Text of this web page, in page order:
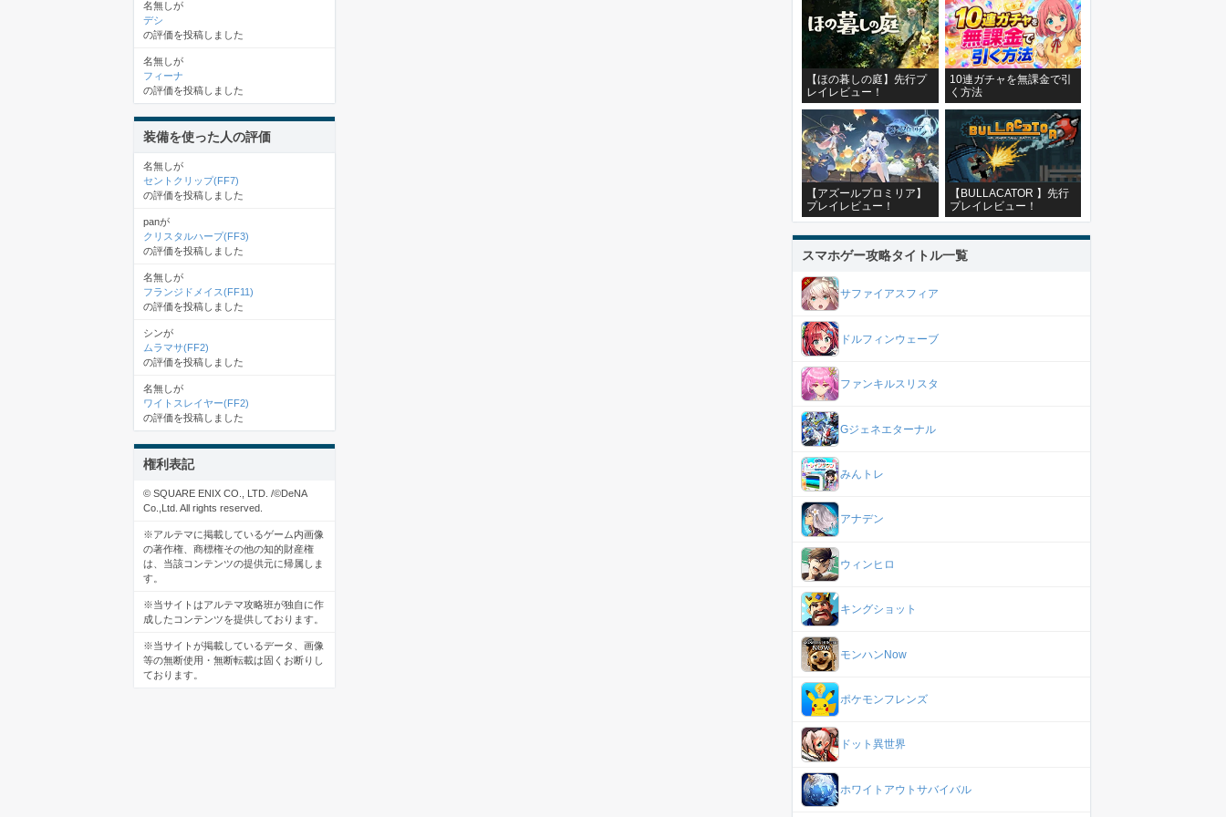
名無しが
デシ
の評価を投稿しました
名無しが
フィーナ
の評価を投稿しました
装備を使った人の評価
名無しが
セントクリップ(FF7)
の評価を投稿しました
panが
クリスタルハープ(FF3)
の評価を投稿しました
名無しが
フランジドメイス(FF11)
の評価を投稿しました
シンが
ムラマサ(FF2)
の評価を投稿しました
名無しが
ワイトスレイヤー(FF2)
の評価を投稿しました
権利表記
© SQUARE ENIX CO., LTD. /©DeNA
Co.,Ltd. All rights reserved.
※アルテマに掲載しているゲーム内画像
の著作権、商標権その他の知的財産権
は、当該コンテンツの提供元に帰属しま
す。
※当サイトはアルテマ攻略班が独自に作
成したコンテンツを提供しております。
※当サイトが掲載しているデータ、画像
等の無断使用・無断転載は固くお断りし
ております。
【ほの暮しの庭】先行プ
レイレビュー！
10連ガチャを無課金で引
く方法
【アズールプロミリア】
プレイレビュー！
【BULLACATOR 】先行
プレイレビュー！
スマホゲー攻略タイトル一覧
サファイアスフィア
ドルフィンウェーブ
ファンキルスリスタ
Gジェネエターナル
みんトレ
アナデン
ウィンヒロ
キングショット
モンハンNow
ポケモンフレンズ
ドット異世界
ホワイトアウトサバイバル